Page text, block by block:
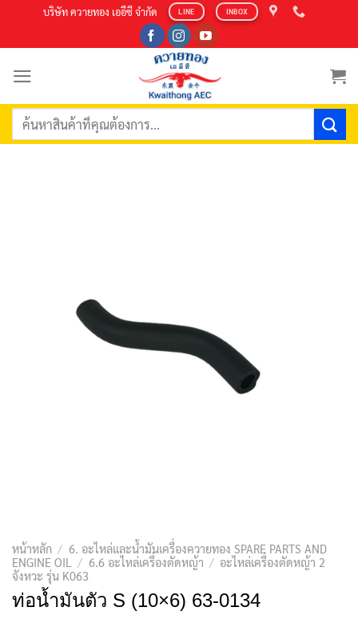
content
บริษัท ควายทอง เออีซี จำกัด LINE INBOX
ค้นหา:
หน้าหลัก / 6. อะไหล่และน้ำมันเครื่องควายทอง SPARE PARTS AND
ENGINE OIL
/ 6.6 อะไหล่เครื่องตัดหญ้า / อะไหล่เครื่องตัดหญ้า 2
จังหวะ รุ่น K063
ท่อน้ำมันตัว S (10×6) 63-0134